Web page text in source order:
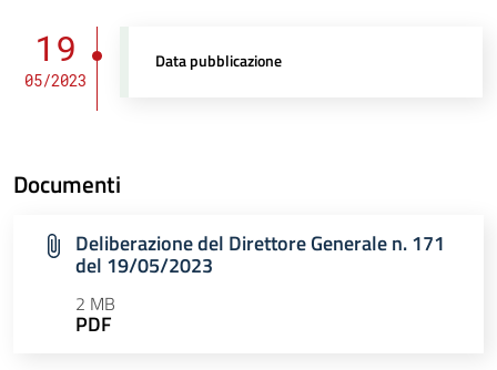
19
05/2023
Data pubblicazione
Documenti
Deliberazione del Direttore Generale n. 171
del 19/05/2023
2 MB
PDF